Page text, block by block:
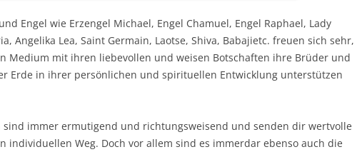
Engel wie Erzengel Michael, Engel Chamuel, Engel Raphael, Lady
Angelika Lea, Saint Germain, Laotse, Shiva, Babajietc. freuen sich sehr,
Medium mit ihren liebevollen und weisen Botschaften ihre Brüder und
Erde in ihrer persönlichen und spirituellen Entwicklung unterstützen
sind immer ermutigend und richtungsweisend und senden dir wertvolle
individuellen Weg. Doch vor allem sind es immerdar ebenso auch die